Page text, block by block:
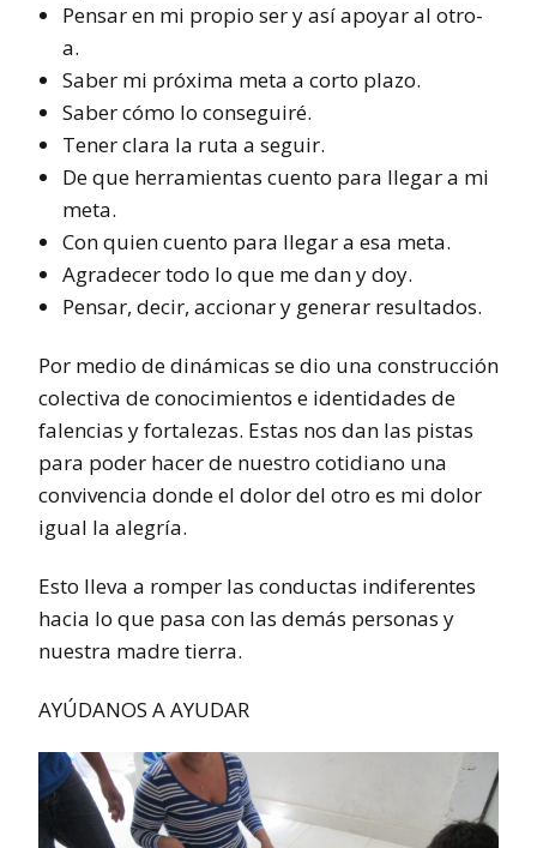
Pensar en mi propio ser y así apoyar al otro-
a.
Saber mi próxima meta a corto plazo.
Saber cómo lo conseguiré.
Tener clara la ruta a seguir.
De que herramientas cuento para llegar a mi
meta.
Con quien cuento para llegar a esa meta.
Agradecer todo lo que me dan y doy.
Pensar, decir, accionar y generar resultados.
Por medio de dinámicas se dio una construcción
colectiva de conocimientos e identidades de
falencias y fortalezas. Estas nos dan las pistas
para poder hacer de nuestro cotidiano una
convivencia donde el dolor del otro es mi dolor
igual la alegría.
Esto lleva a romper las conductas indiferentes
hacia lo que pasa con las demás personas y
nuestra madre tierra.
AYÚDANOS A AYUDAR